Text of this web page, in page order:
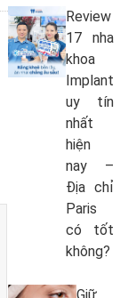
Review
17 nha
khoa
Implant
uy tín
nhất
hiện
nay –
Địa chỉ
Paris
có tốt
không?